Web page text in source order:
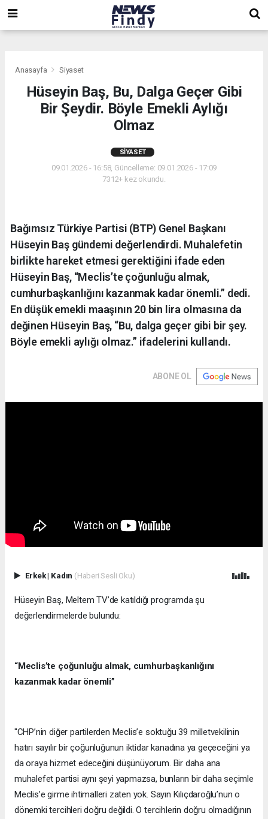
Anasayfa Siyaset
Hüseyin Baş, Bu, Dalga Geçer Gibi
Bir Şeydir. Böyle Emekli Aylığı
Olmaz
SIYASET
09.01.2026 - 16:58, Güncelleme: 09.01.2026 - 17:09
7312+ kez okundu.
Bağımsız Türkiye Partisi (BTP) Genel Başkanı
Hüseyin Baş gündemi değerlendirdi. Muhalefetin
birlikte hareket etmesi gerektiğini ifade eden
Hüseyin Baş, “Meclis’te çoğunluğu almak,
cumhurbaşkanlığını kazanmak kadar önemli.” dedi.
En düşük emekli maaşının 20 bin lira olmasına da
değinen Hüseyin Baş, “Bu, dalga geçer gibi bir şey.
Böyle emekli aylığı olmaz.” ifadelerini kullandı.
ABONE OL
Erkek| Kadın (Haberi Sesli Oku)
Hüseyin Baş, Meltem TV’de katıldığı programda şu
değerlendirmelerde bulundu:
“Meclis’te çoğunluğu almak, cumhurbaşkanlığını
kazanmak kadar önemli”
''CHP’nin diğer partilerden Meclis’e soktuğu 39 milletvekilinin
hatırı sayılır bir çoğunluğunun iktidar kanadına ya geçeceğini ya
da oraya hizmet edeceğini düşünüyorum. Bir daha ana
muhalefet partisi aynı şeyi yapmazsa, bunların bir daha seçimle
Meclis’e girme ihtimalleri zaten yok. Sayın Kılıçdaroğlu’nun o
dönemki tercihleri doğru değildi. O tercihlerin doğru olmadığının